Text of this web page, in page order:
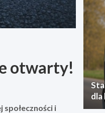
otwarty!
i